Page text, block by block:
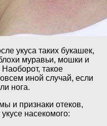
укуса таких букашек,
муравьи, мошки и
такое
иной случай, если
нога.
и признаки отеков,
насекомого: